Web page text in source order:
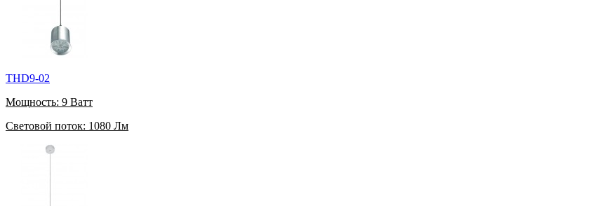
THD9-02
Мощность: 9 Ватт
Световой поток: 1080 Лм